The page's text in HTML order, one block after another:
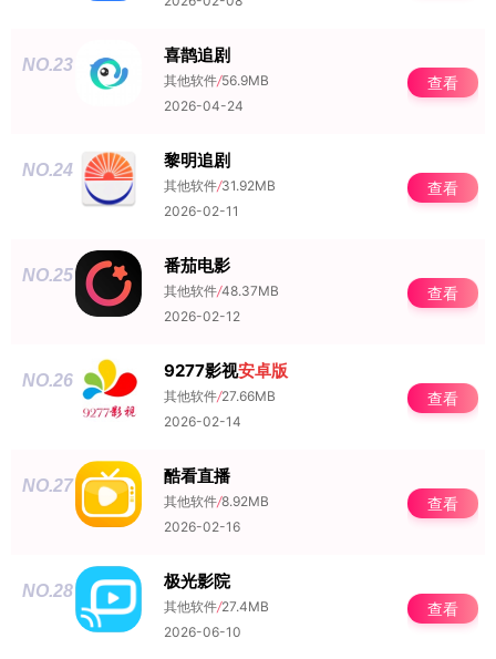
NO.23 喜鹊追剧
其他软件/56.9MB
2026-04-24
查看
NO.24 黎明追剧
其他软件/31.92MB
2026-02-11
查看
NO.25 番茄电影
其他软件/48.37MB
2026-02-12
查看
NO.26 9277影视安卓版
其他软件/27.66MB
2026-02-14
查看
NO.27 酷看直播
其他软件/8.92MB
2026-02-16
查看
NO.28 极光影院
其他软件/27.4MB
2026-06-10
查看